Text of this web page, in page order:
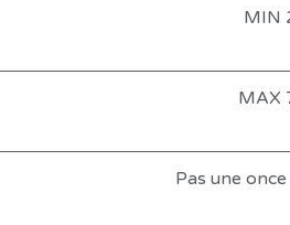
MIN
MAX
Pas une